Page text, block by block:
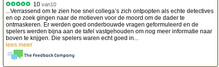
10van10
...Verrassend om te zien hoe snel collega’s zich ontpopten als echte detectives
en op zoek gingen naar de motieven voor de moord om de dader te
ontmaskeren. Er werden goed onderbouwde vragen geformuleerd en de
spelers werden bijna aan de tafel vastgehouden om nog meer informatie naar
boven te krijgen. Die spelers waren echt goed in...
lees meer